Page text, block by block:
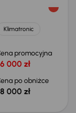
Klimatronic
promocyjna
000 zł
po obniżce
000 zł